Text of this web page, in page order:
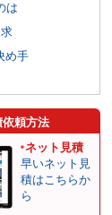
は
め手
依頼方法
ネット見積
早いネット見
積はこちらか
ら